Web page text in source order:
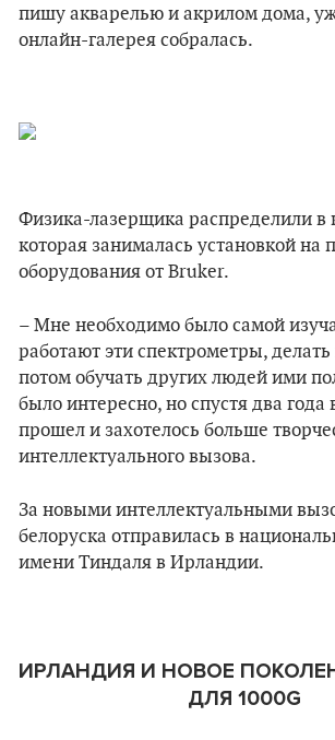
пишу акварелью и акрилом дома,
онлайн-галерея собралась.
Физика-лазерщика распределили
которая занималась установкой на
оборудования от Bruker.
– Мне необходимо было самой
работают эти спектрометры, делать
потом обучать других людей ими
было интересно, но спустя два года
прошел и захотелось больше
интеллектуального вызова.
За новыми интеллектуальными
белоруска отправилась в
имени Тиндаля в Ирландии.
ИРЛАНДИЯ И НОВОЕ
ДЛЯ 1000G